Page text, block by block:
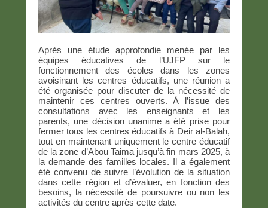
Après une étude approfondie menée par les
équipes éducatives de l’UJFP sur le
fonctionnement des écoles dans les zones
avoisinant les centres éducatifs, une réunion a
été organisée pour discuter de la nécessité de
maintenir ces centres ouverts. À l’issue des
consultations avec les enseignants et les
parents, une décision unanime a été prise pour
fermer tous les centres éducatifs à Deir al-Balah,
tout en maintenant uniquement le centre éducatif
de la zone d’Abou Taima jusqu’à fin mars 2025, à
la demande des familles locales. Il a également
été convenu de suivre l’évolution de la situation
dans cette région et d’évaluer, en fonction des
besoins, la nécessité de poursuivre ou non les
activités du centre après cette date.